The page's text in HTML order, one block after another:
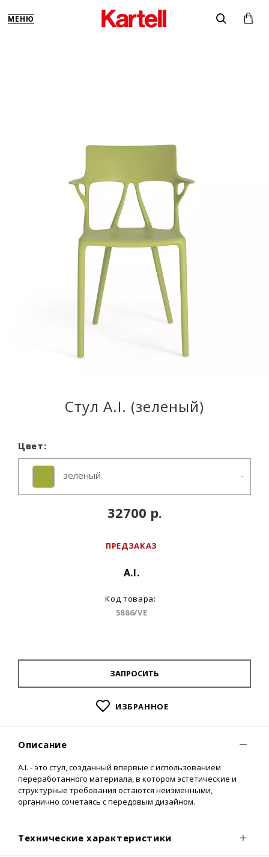
Стул A.I. (зеленый)
ПРЕДЗАКАЗ
A.I.
Код товара:
5886/VE
32700 р.
Цвет:
зеленый
ЗАПРОСИТЬ
ИЗБРАННОЕ
Описание
A.I. - это стул, созданный впервые с использованием
переработанного материала, в котором эстетические и
структурные требования остаются неизменными,
органично сочетаясь с передовым дизайном.
Технические характеристики